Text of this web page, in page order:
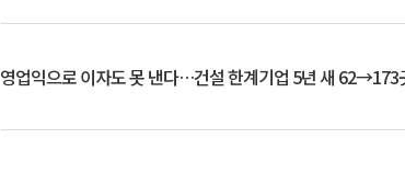
영업익으로 이자도 못 낸다…건설 한계기업 5년 새 62→173